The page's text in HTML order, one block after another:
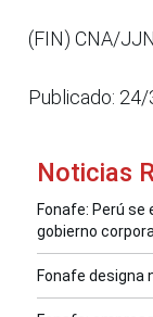
(FIN) CNA/JJN
Publicado:
Noticias
Fonafe: Perú
gobierno
Fonafe designa